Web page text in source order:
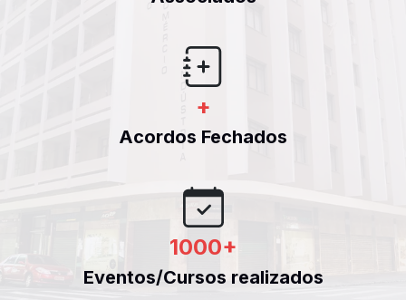
+
Acordos Fechados
1000+
Eventos/Cursos realizados